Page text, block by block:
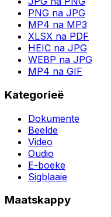
PNG na JPG
MP4 na MP3
XLSX na PDF
HEIC na JPG
WEBP na JPG
MP4 na GIF
Kategorieë
Dokumente
Beelde
Video
Oudio
E-boeke
Sigblaaie
Maatskappy